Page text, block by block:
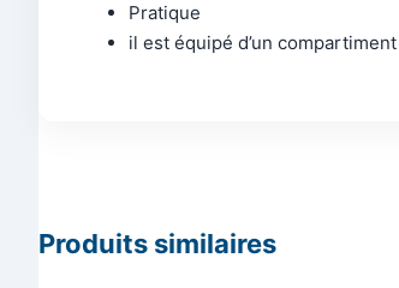
Pratique
il est équipé d’un
Produits similaires